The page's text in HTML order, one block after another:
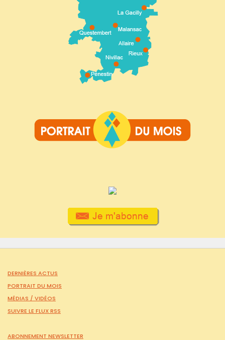
DERNIÈRES ACTUS
PORTRAIT DU MOIS
MÉDIAS / VIDÉOS
SUIVRE LE FLUX RSS
ABONNEMENT NEWSLETTER